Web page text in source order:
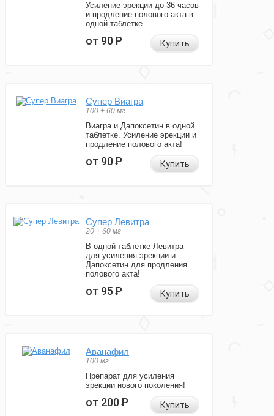
Усиление эрекции до 36 часов
и продление полового акта в
одной таблетке.
от 90Р Купить
Супер Виагра
100 + 60 мг
Виагра и Дапоксетин в одной
таблетке. Усиление эрекции и
продление полового акта!
от 90Р Купить
Супер Левитра
20 + 60 мг
В одной таблетке Левитра
для усиления эрекции и
Дапоксетин для продления
полового акта!
от 95Р Купить
Аванафил
100 мг
Препарат для усиления
эрекции нового поколения!
от 200Р Купить